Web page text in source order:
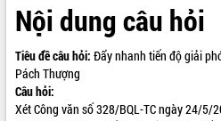
TIN TỨC SỰ KIỆN
SỞ, BAN, NGÀNH
UBND CÁC XÃ, PHƯỜNG
Nội dung câu hỏi
Tiêu đề câu hỏi: Đẩy nhanh tiến độ giải
Pách Thượng
Câu hỏi:
Xét Công văn số 328/BQL-TC ngày 24/5/